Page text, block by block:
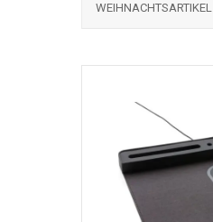
WEIHNACHTSARTIKEL